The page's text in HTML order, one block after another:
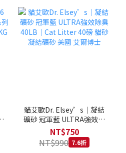
貓艾歐Dr. Elsey’s｜凝結
礦砂 冠軍藍 ULTRA強效除
臭 40LB｜Cat Litter 40磅
士
NT$750
NT$990 7.6折